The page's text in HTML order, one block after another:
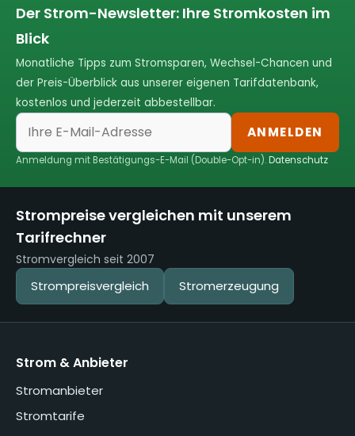
Der Strom-Newsletter: Ihre Stromkosten im
Blick
Monatliche Tipps zum Stromsparen, Wechsel-Chancen und
der Preis-Überblick aus unserer eigenen Tarifdatenbank,
kostenlos und jederzeit abbestellbar.
ANMELDEN
Anmeldung mit Bestätigungs-E-Mail (Double-Opt-in).Datenschutz
Strompreise vergleichen mit unserem
Tarifrechner
Stromvergleich seit 2007
Strompreisvergleich Stromerzeugung
Strom & Anbieter
Stromanbieter
Stromtarife